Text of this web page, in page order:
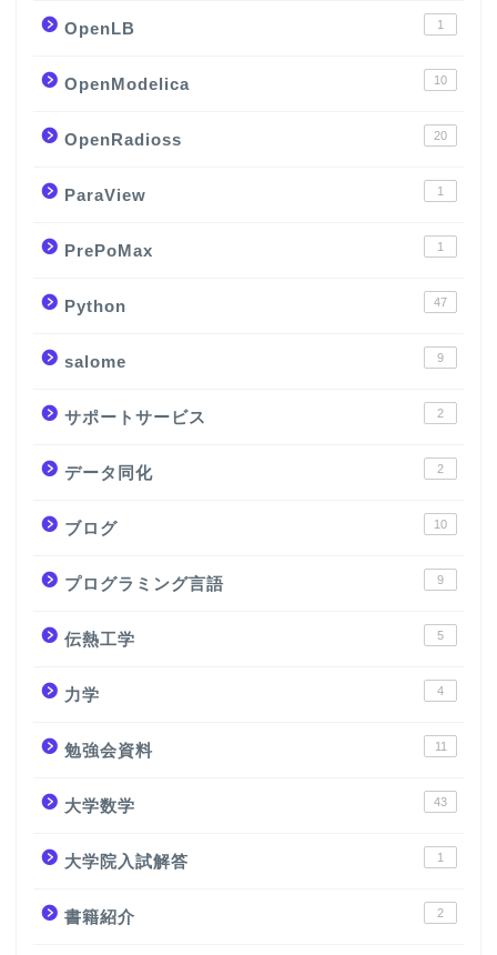
OpenLB 1
OpenModelica 10
OpenRadioss 20
ParaView 1
PrePoMax 1
Python 47
salome 9
サポートサービス 2
データ同化 2
ブログ 10
プログラミング言語 9
伝熱工学 5
力学 4
勉強会資料 11
大学数学 43
大学院入試解答 1
書籍紹介 2